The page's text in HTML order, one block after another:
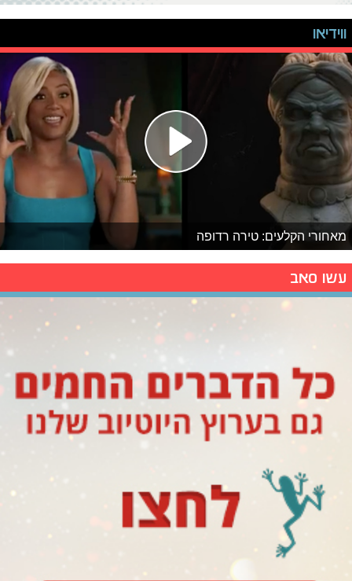
ווידיאו
מאחורי הקלעים: טירה רדופה
עשו סאב